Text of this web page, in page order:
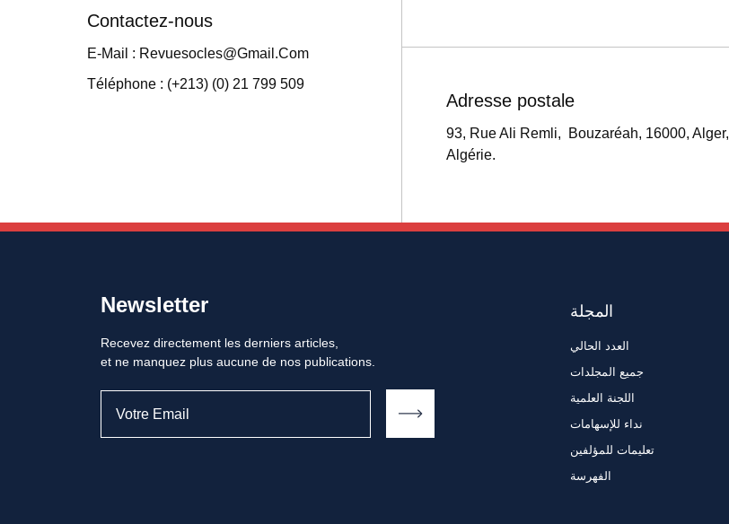
Contactez-nous
E-Mail : Revuesocles@gmail.com
Téléphone : (+213) (0) 21 799 509
Adresse postale
93, Rue Ali Remli, Bouzaréah, 16000, Alger,
Algérie.
Newsletter
Recevez directement les derniers articles,
et ne manquez plus aucune de nos publications.
المجلة
العدد الحالي
جميع المجلدات
اللجنة العلمية
نداء للإسهامات
تعليمات للمؤلفين
الفهرسة